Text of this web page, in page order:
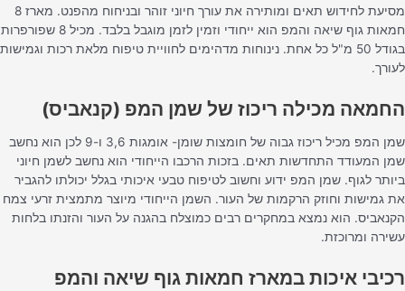
מסיעת לחידוש תאים ומותירה את עורך חיוני זוהר ובניחוח מהפנט. מארז 8
חמאות גוף שיאה והמפ הוא ייחודי וזמין לזמן מוגבל בלבד. מכיל 8 שפורפרות
בגודל 50 מ"ל כל אחת. נינוחות מדהימים לחוויית טיפוח מלאת רכות וגמישות
מכילה ריכוז של שמן המפ (קנאביס)
שמן המפ מכיל ריכוז גבוה של חומצות שומן- אומגות 3,6 ו-9 לכן הוא נחשב
המעודד התחדשות תאים. בזכות הרכבו הייחודי הוא נחשב לשמן חיוני
לגוף. שמן המפ ידוע וחשוב לטיפוח טבעי איכותי בגלל יכולתו להגביר
גמישות וחוזק הרקמות של העור. השמן הייחודי מיוצר מתמצית זרעי צמח
הוא נמצא במחקרים רבים כמוצלח בהגנה על העור והזנתו בלחות
ומרוכזת.
איכות במארז חמאות גוף שיאה והמפ